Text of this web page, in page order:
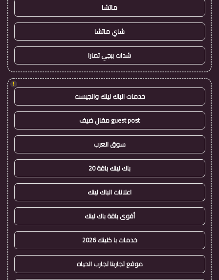
ماتشا
شاي ماتشا
شدات ببجي تمارا
!
خدمات الباك لينك والجيست
guest post مقال ضيف
سوق العرب
باك لينك باقة 20
اعلانات الباك لينك
أقوى باقة باك لينك
خدمات با كلينك 2026
موقع تجاربنا تجارب الحياه